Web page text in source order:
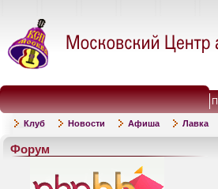
Клуб Новости Афиша Лавка
Форум